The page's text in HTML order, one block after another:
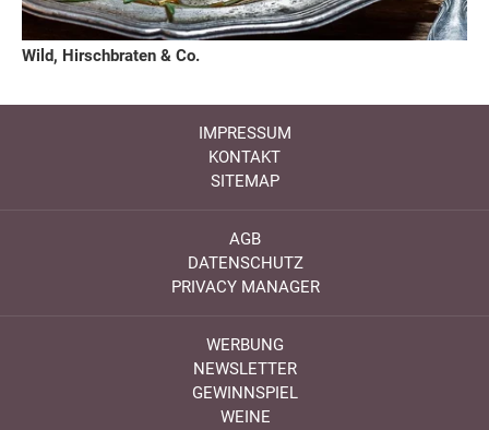
Wild, Hirschbraten & Co.
IMPRESSUM
KONTAKT
SITEMAP
AGB
DATENSCHUTZ
PRIVACY MANAGER
WERBUNG
NEWSLETTER
GEWINNSPIEL
WEINE